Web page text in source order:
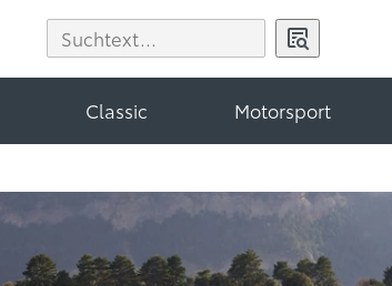
Classic Motorsport